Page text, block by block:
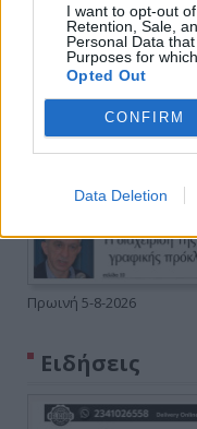
I want to opt-out
Retention, Sale,
Personal Data
Purposes for
Opted Out
CONFIRM
Data Deletion
Πρωινή 5-8-2026
Ειδήσεις